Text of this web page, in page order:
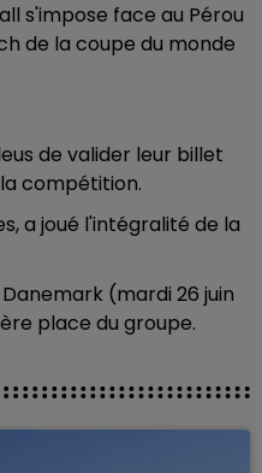
s'impose face au Pérou
de la coupe du monde
de valider leur billet
compétition.
a joué l'intégralité de la
(mardi 26 juin
place du groupe.